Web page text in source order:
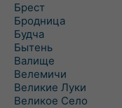
Брест
Бродница
Будча
Бытень
Валище
Велемичи
Великие Луки
Великое Село